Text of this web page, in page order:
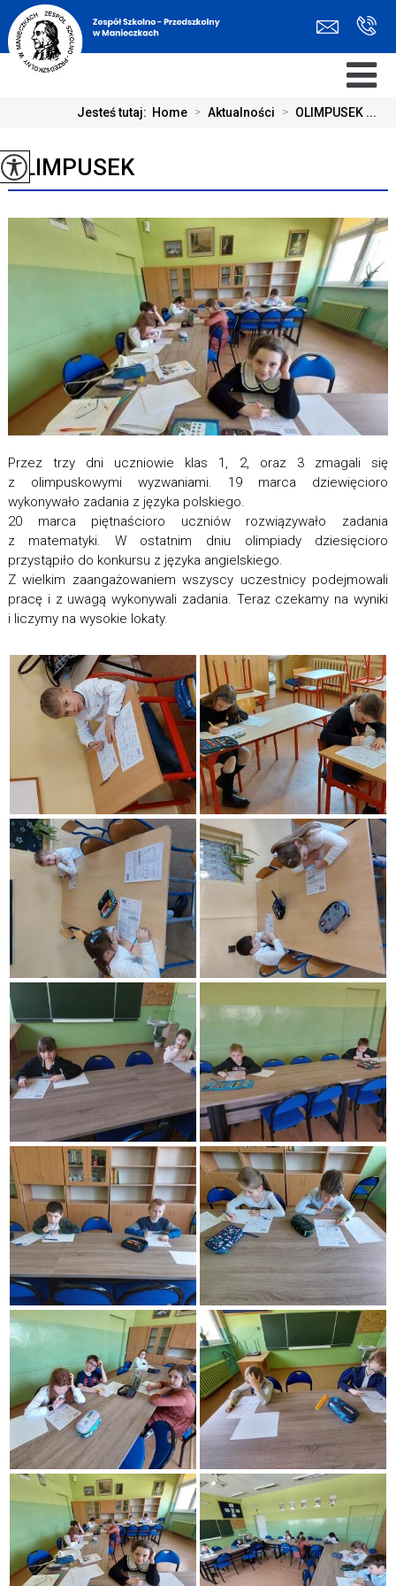
Jesteś tutaj: Home > Aktualności > OLIMPUSEK ...
OLIMPUSEK
Przez trzy dni uczniowie klas 1, 2, oraz 3 zmagali się
z olimpuskowymi wyzwaniami. 19 marca dziewięcioro
wykonywało zadania z języka polskiego.
20 marca piętnaścioro uczniów rozwiązywało zadania
z matematyki. W ostatnim dniu olimpiady dziesięcioro
przystąpiło do konkursu z języka angielskiego.
Z wielkim zaangażowaniem wszyscy uczestnicy podejmowali
pracę i z uwagą wykonywali zadania. Teraz czekamy na wyniki
i liczymy na wysokie lokaty.